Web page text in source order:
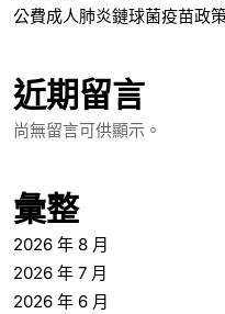
公費成人肺炎鏈球菌疫苗政
近期留言
尚無留言可供顯示。
彙整
2026 年 8 月
2026 年 7 月
2026 年 6 月